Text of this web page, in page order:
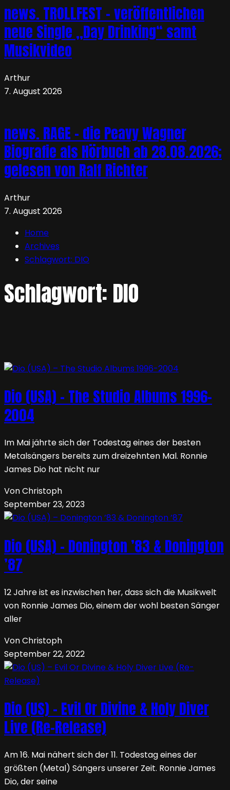
news. TROLLFEST – veröffentlichen
neue Single „Day Drinking“ samt
Musikvideo
Arthur
7. August 2026
news. RAGE – die Peavy Wagner
Biografie als Hörbuch ab 28.08.2026;
gelesen von Ralf Richter
Arthur
7. August 2026
Home
Archives
Schlagwort: DIO
Schlagwort: DIO
Dio (USA) – The Studio Albums 1996-
2004
Im Mai jährte sich der Todestag eines der besten
Metalsängers bereits zum dreizehnten Mal. Ronnie
James Dio hat nicht nur
Von Christoph
September 23, 2023
Dio (USA) – Donington ’83 & Donington
’87
12 Jahre ist es inzwischen her, dass sich die Musikwelt
von Ronnie James Dio, einem der wohl besten Sänger
aller
Von Christoph
September 22, 2022
Dio (US) – Evil Or Divine & Holy Diver
Live (Re-Release)
Am 16. Mai nähert sich der 11. Todestag eines der
größten (Metal) Sängers unserer Zeit. Ronnie James
Dio, der seine